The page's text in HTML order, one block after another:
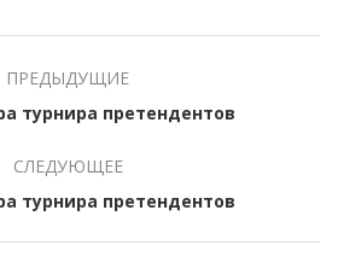
ПРЕДЫДУЩИЕ
турнира претендентов
СЛЕДУЮЩЕЕ
турнира претендентов